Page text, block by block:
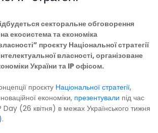
секторальне обговорення
екосистема та економіка
проєкту Національної стратегії
власності, організоване
України та IP офісом.
проєкту Національної стратегії,
економіки, презентували під час
(26 квітня) в межах Українського тижня
.